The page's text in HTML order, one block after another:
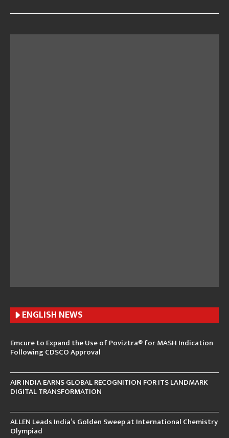
ENGLISH NEWS
Emcure to Expand the Use of Poviztra® for MASH Indication
Following CDSCO Approval
AIR INDIA EARNS GLOBAL RECOGNITION FOR ITS LANDMARK
DIGITAL TRANSFORMATION
ALLEN Leads India’s Golden Sweep at International Chemistry
Olympiad